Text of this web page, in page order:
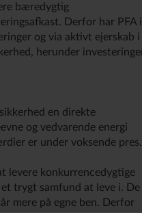
bæredygtig
Derfor har PFA i
og via aktivt ejerskab i
herunder
en direkte
og vedvarende energi
er under voksende pres.
levere konkurrencedygtige
trygt samfund at leve i. De
mere på egne ben. Derfor